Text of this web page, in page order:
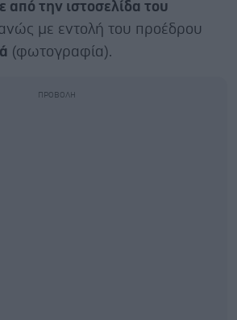
από την ιστοσελίδα του
με εντολή του προέδρου
(φωτογραφία).